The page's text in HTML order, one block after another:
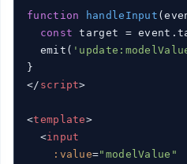
function handleInput (
const target =
  emit(
</ script>
<template>
<input
:value="modelValue"